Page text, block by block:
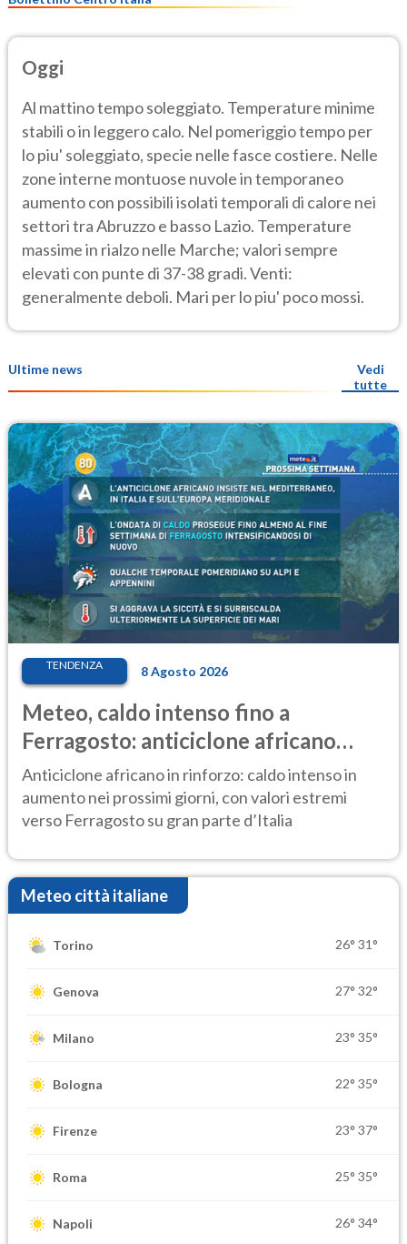
Oggi
Al mattino tempo soleggiato. Temperature minime
stabili o in leggero calo. Nel pomeriggio tempo per
lo piu' soleggiato, specie nelle fasce costiere. Nelle
zone interne montuose nuvole in temporaneo
aumento con possibili isolati temporali di calore nei
settori tra Abruzzo e basso Lazio. Temperature
massime in rialzo nelle Marche; valori sempre
elevati con punte di 37-38 gradi. Venti:
generalmente deboli. Mari per lo piu' poco mossi.
Ultime news
Vedi
tutte
TENDENZA 8 Agosto 2026
Meteo, caldo intenso fino a
Ferragosto: anticiclone africano
ancora protagonista
Anticiclone africano in rinforzo: caldo intenso in
aumento nei prossimi giorni, con valori estremi
verso Ferragosto su gran parte d’Italia
Meteo città italiane
Torino 26° 31°
Genova 27° 32°
Milano 23° 35°
Bologna 22° 35°
Firenze 23° 37°
Roma 25° 35°
Napoli 26° 34°